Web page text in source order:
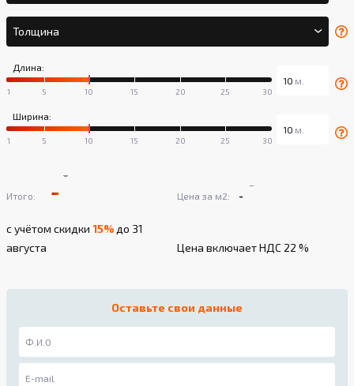
Толщина
Длина:
Ширина:
Итого: -
-
с учётом скидки 15% до 31
августа
Цена за м2: -
-
Цена включает НДС 22 %
Оставьте свои данные